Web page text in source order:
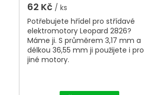
62 Kč / ks
Potřebujete hřídel pro střídavé
elektromotory Leopard 2826?
Máme ji. S průměrem 3,17 mm a
délkou 36,55 mm ji použijete i pro
jiné motory.